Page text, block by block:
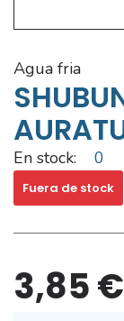
agua fria
En stock: 0
Fuera de stock
3,85 €